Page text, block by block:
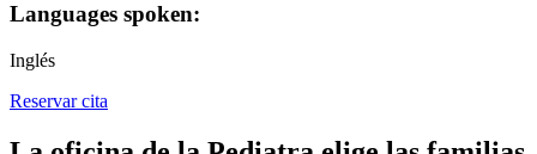
Languages spoken:
Inglés
Reservar cita